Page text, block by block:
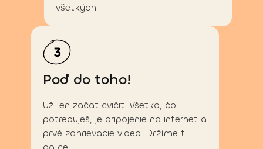
všetkých.
Poď do toho!
Už len začať cvičiť. Všetko, čo
potrebuješ, je pripojenie na internet a
prvé zahrievacie video. Držíme ti